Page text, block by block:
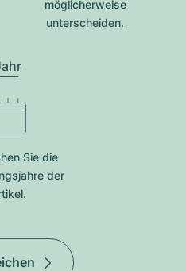
möglicherweise
unterscheiden.
Sie die
der